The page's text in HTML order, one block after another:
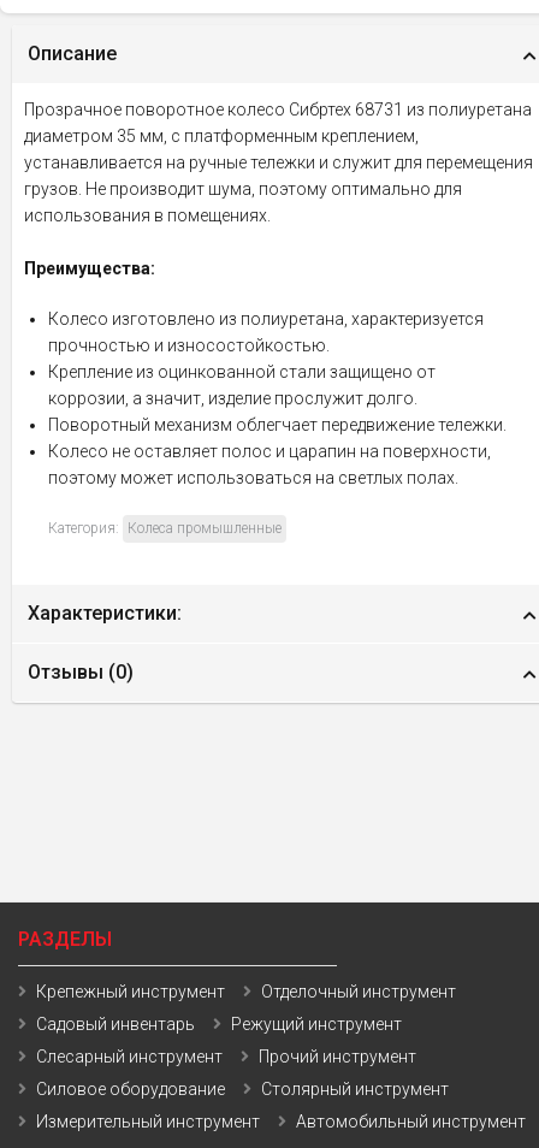
Описание
Прозрачное поворотное колесо Сибртех 68731 из полиуретана
диаметром 35 мм, с платформенным креплением,
устанавливается на ручные тележки и служит для перемещения
грузов. Не производит шума, поэтому оптимально для
использования в помещениях.
Преимущества:
Колесо изготовлено из полиуретана, характеризуется
прочностью и износостойкостью.
Крепление из оцинкованной стали защищено от
коррозии, а значит, изделие прослужит долго.
Поворотный механизм облегчает передвижение тележки.
Колесо не оставляет полос и царапин на поверхности,
поэтому может использоваться на светлых полах.
Категория: Колеса промышленные
Характеристики:
Отзывы (0)
РАЗДЕЛЫ
Крепежный инструмент
Отделочный инструмент
Садовый инвентарь
Режущий инструмент
Слесарный инструмент
Прочий инструмент
Силовое оборудование
Столярный инструмент
Измерительный инструмент
Автомобильный инструмент